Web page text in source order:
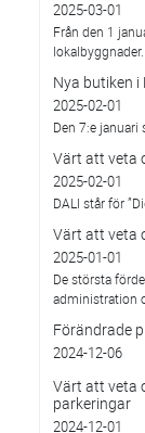
2025-03-01
Från den 1
lokalbyggnader.
Nya butiken
2025-02-01
Den 7:e
Värt att veta
2025-02-01
DALI står för
Värt att veta
2025-01-01
De största
administration
Förändrade
2024-12-06
Värt att veta
parkeringar
2024-12-01